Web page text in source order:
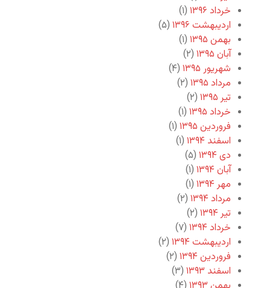
خرداد ۱۳۹۶
(۱)
اردیبهشت ۱۳۹۶
(۵)
بهمن ۱۳۹۵
(۱)
آبان ۱۳۹۵
(۲)
شهریور ۱۳۹۵
(۴)
مرداد ۱۳۹۵
(۲)
تیر ۱۳۹۵
(۲)
خرداد ۱۳۹۵
(۱)
فروردین ۱۳۹۵
(۱)
اسفند ۱۳۹۴
(۱)
دی ۱۳۹۴
(۵)
آبان ۱۳۹۴
(۱)
مهر ۱۳۹۴
(۱)
مرداد ۱۳۹۴
(۲)
تیر ۱۳۹۴
(۲)
خرداد ۱۳۹۴
(۷)
اردیبهشت ۱۳۹۴
(۲)
فروردین ۱۳۹۴
(۲)
اسفند ۱۳۹۳
(۳)